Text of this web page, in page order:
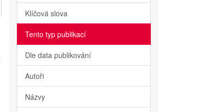
Klíčová slova
Tento typ publikací
Dle data publikování
Autoři
Názvy